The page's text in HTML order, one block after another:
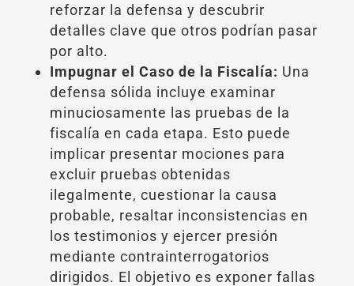
reforzar la defensa y descubrir
detalles clave que otros podrían pasar
por alto.
Impugnar el Caso de la Fiscalía: Una
defensa sólida incluye examinar
minuciosamente las pruebas de la
fiscalía en cada etapa. Esto puede
implicar presentar mociones para
excluir pruebas obtenidas
ilegalmente, cuestionar la causa
probable, resaltar inconsistencias en
los testimonios y ejercer presión
mediante contrainterrogatorios
dirigidos. El objetivo es exponer fallas